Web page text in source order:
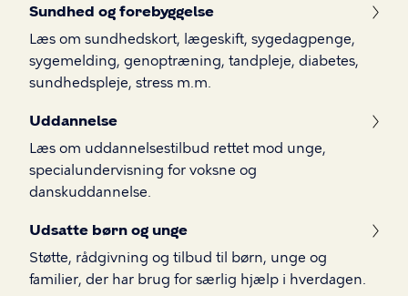
Sundhed og forebyggelse
Læs om sundhedskort, lægeskift, sygedagpenge,
sygemelding, genoptræning, tandpleje, diabetes,
sundhedspleje, stress m.m.
Uddannelse
Læs om uddannelsestilbud rettet mod unge,
specialundervisning for voksne og
danskuddannelse.
Udsatte børn og unge
Støtte, rådgivning og tilbud til børn, unge og
familier, der har brug for særlig hjælp i hverdagen.